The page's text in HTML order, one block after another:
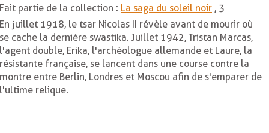
Fait partie de la collection : La saga du soleil noir , 3
En juillet 1918, le tsar Nicolas II révèle avant de mourir où
se cache la dernière swastika. Juillet 1942, Tristan Marcas,
l'agent double, Erika, l'archéologue allemande et Laure, la
résistante française, se lancent dans une course contre la
montre entre Berlin, Londres et Moscou afin de s'emparer de
l'ultime relique.